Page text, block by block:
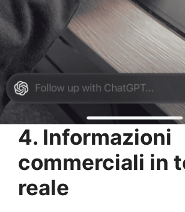
4. Informazioni
commerciali in
reale